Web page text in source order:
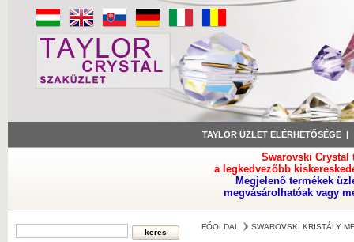
TAYLOR ÜZLET ELÉRHETŐSÉGE
Swarovski Crystal
a legkedvezőbb
Megjelenő termékek
megvásárolhatóak vagy
FŐOLDAL SWAROVSKI KRISTÁLY